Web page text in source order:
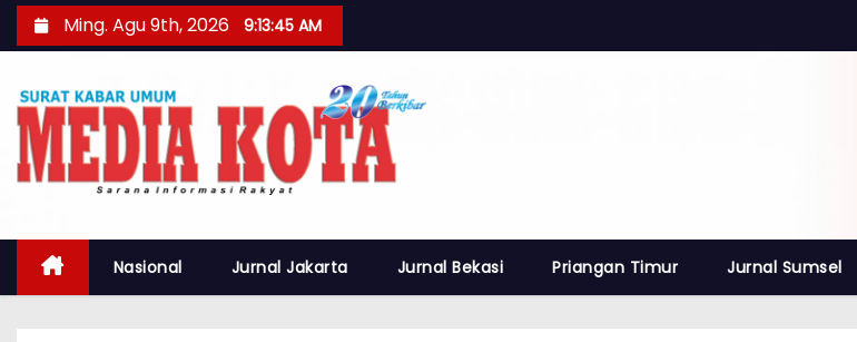
k
t
Ming. Agu 9th, 2026 9:13:46 AM
Nasional Jurnal Jakarta Jurnal Bekasi Priangan Timur Jurnal Sumsel